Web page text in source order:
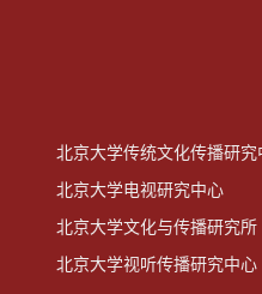
北京大学传统文化传播研究
北京大学电视研究中心
北京大学文化与传播研究所
北京大学视听传播研究中心